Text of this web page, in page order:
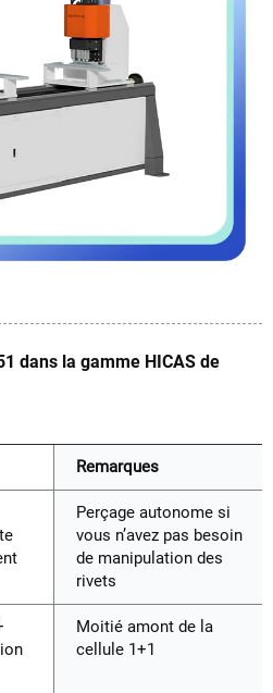
dans la gamme HICAS de
Remarques
Perçage autonome si
vous n’avez pas besoin
de manipulation des
rivets
Moitié amont de la
cellule 1+1